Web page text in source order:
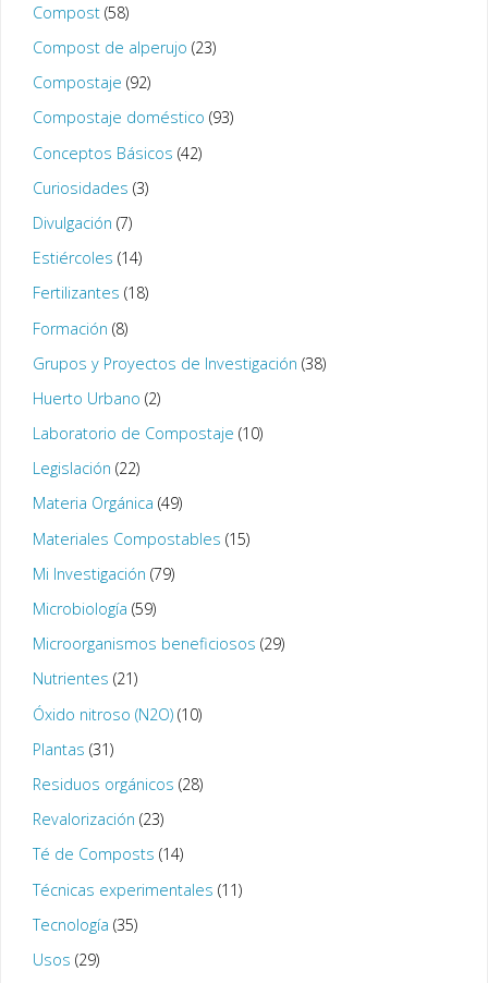
Compost(58)
Compost de alperujo (23)
Compostaje (92)
Compostaje doméstico (93)
Conceptos Básicos (42)
Curiosidades (3)
Divulgación (7)
Estiércoles (14)
Fertilizantes (18)
Formación (8)
Grupos y Proyectos de Investigación (38)
Huerto Urbano (2)
Laboratorio de Compostaje (10)
Legislación (22)
Materia Orgánica (49)
Materiales Compostables (15)
Mi Investigación (79)
Microbiología (59)
Microorganismos beneficiosos (29)
Nutrientes (21)
Óxido nitroso (N2O)(10)
Plantas (31)
Residuos orgánicos (28)
Revalorización (23)
Té de Composts (14)
Técnicas experimentales (11)
Tecnología (35)
Usos (29)